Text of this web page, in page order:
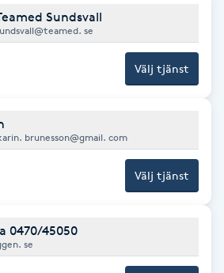
Sundsvall
se
Välj tjänst
brunesson@gmail. com
Välj tjänst
0470/45050
se